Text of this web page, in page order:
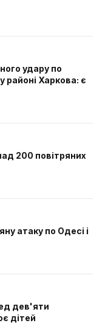
удару по
районі Харкова: є
200 повітряних
атаку по Одесі і
дев'яти
дітей